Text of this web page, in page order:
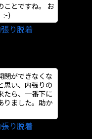
ことですね。 お
:-)
り脱着
閉ができなくな
思い、内張りの
たら、一番下に
りました。助か
り脱着